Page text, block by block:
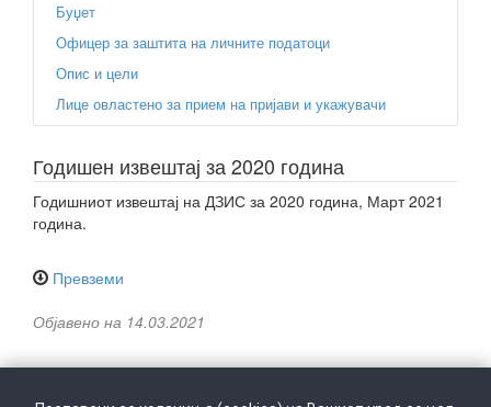
Буџет
Офицер за заштита на личните податоци
Опис и цели
Лице овластено за прием на пријави и укажувачи
Годишен извештај за 2020 година
Годишниот извештај на ДЗИС за 2020 година, Март 2021
година.
Превземи
Објавено на 14.03.2021